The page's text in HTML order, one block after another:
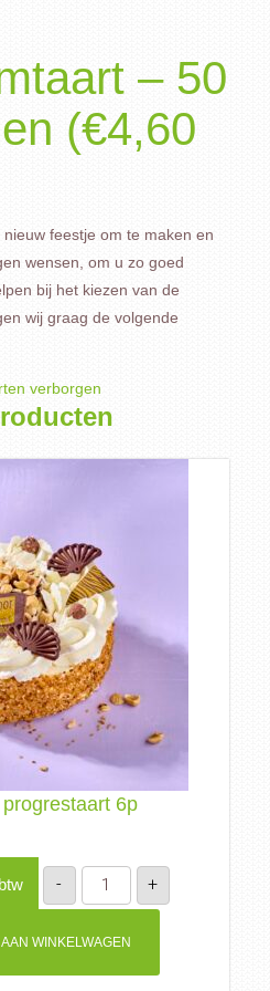
– 50
(€4,60
feestje om te maken en
wensen, om u zo goed
bij het kiezen van de
wij graag de volgende
verborgen
6p
-
Hazelnoot
progrestaart
6p
+
WINKELWAGEN